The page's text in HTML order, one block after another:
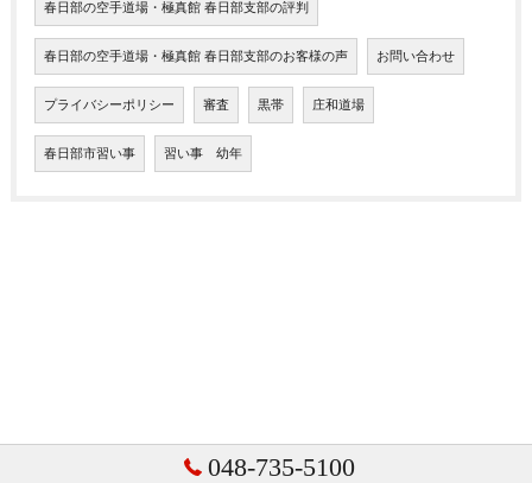
春日部の空手道場・極真館 春日部支部の評判
春日部の空手道場・極真館 春日部支部のお客様の声 お問い合わせ
プライバシーポリシー 審査 黒帯 庄和道場
春日部市習い事 習い事 幼年
048-735-5100